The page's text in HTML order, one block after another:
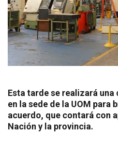
Esta tarde se realizará
en la sede de la UOM para
acuerdo, que contará con
Nación y la provincia.